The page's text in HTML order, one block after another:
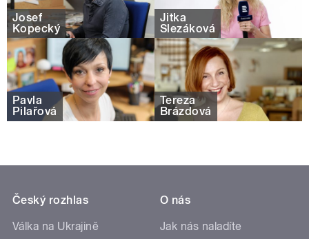
Josef
Kopecký
Jitka
Slezáková
Pavla
Pilařová
Tereza
Brázdová
Český rozhlas
Válka na Ukrajině
O nás
Jak nás naladíte